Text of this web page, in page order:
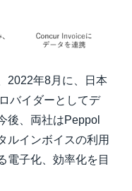
2022年8月に、日本
バイダーとしてデ
後、両社はPeppol
ルインボイスの利用
電子化、効率化を目